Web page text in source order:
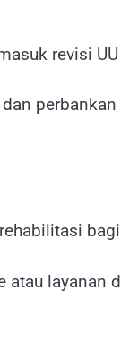
revisi
layanan